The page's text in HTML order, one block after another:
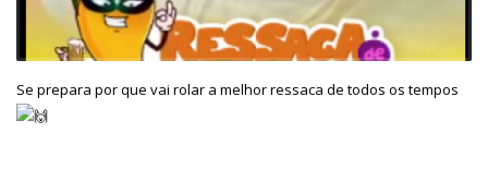
Se prepara por que vai rolar a melhor ressaca de todos os tempos